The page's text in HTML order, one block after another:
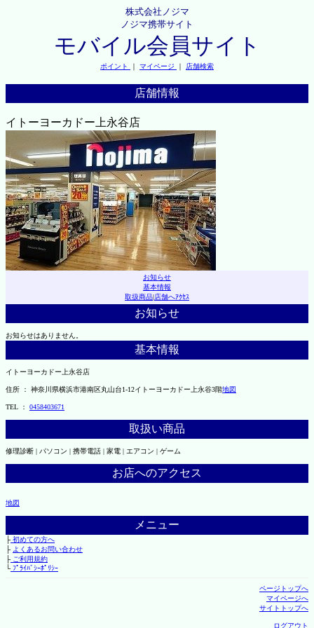
株式会社ノジマ
ノジマ携帯サイト
モバイル会員サイト
ポイント ｜ マイページ ｜ 店舗検索
店舗情報
イトーヨーカドー上永谷店
お知らせ
基本情報
取扱商品|店舗へｱｸｾｽ
お知らせ
お知らせはありません。
基本情報
イトーヨーカドー上永谷店
住所 ： 神奈川県横浜市港南区丸山台1-12イトーヨーカドー上永谷3階地図
TEL ： 0458403671
取扱い商品
修理診断 | パソコン | 携帯電話 | 家電 | エアコン | ゲーム
お店へのアクセス
地図
メニュー
├初めての方へ
├ よくあるお問い合わせ
├ご利用規約
└ﾌﾟﾗｲﾊﾞｼｰﾎﾟﾘｼｰ
ページトップへ
マイページへ
サイトトップへ
ログアウト